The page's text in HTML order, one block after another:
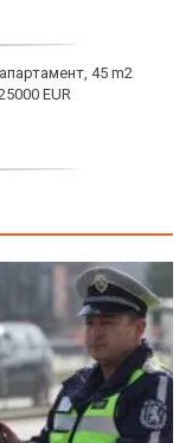
45 m2
EUR